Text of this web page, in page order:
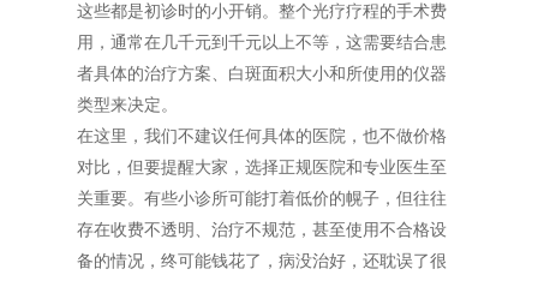
这些都是初诊时的小开销。整个光疗疗程的手术费
用，通常在几千元到千元以上不等，这需要结合患
者具体的治疗方案、白斑面积大小和所使用的仪器
类型来决定。
在这里，我们不建议任何具体的医院，也不做价格
对比，但要提醒大家，选择正规医院和专业医生至
关重要。有些小诊所可能打着低价的幌子，但往往
存在收费不透明、治疗不规范，甚至使用不合格设
备的情况，终可能钱花了，病没治好，还耽误了很